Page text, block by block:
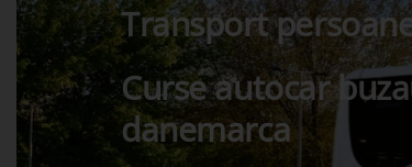
Transport
Curse autocar
danemarca